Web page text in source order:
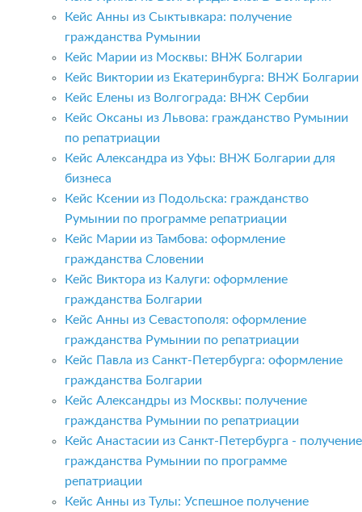
Кейс Анны из Сыктывкара: получение
гражданства Румынии
Кейс Марии из Москвы: ВНЖ Болгарии
Кейс Виктории из Екатеринбурга: ВНЖ Болгарии
Кейс Елены из Волгограда: ВНЖ Сербии
Кейс Оксаны из Львова: гражданство Румынии
по репатриации
Кейс Александра из Уфы: ВНЖ Болгарии для
бизнеса
Кейс Ксении из Подольска: гражданство
Румынии по программе репатриации
Кейс Марии из Тамбова: оформление
гражданства Словении
Кейс Виктора из Калуги: оформление
гражданства Болгарии
Кейс Анны из Севастополя: оформление
гражданства Румынии по репатриации
Кейс Павла из Санкт-Петербурга: оформление
гражданства Болгарии
Кейс Александры из Москвы: получение
гражданства Румынии по репатриации
Кейс Анастасии из Санкт-Петербурга - получение
гражданства Румынии по программе
репатриации
Кейс Анны из Тулы: Успешное получение